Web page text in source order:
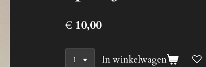
€ 10,00
In winkelwagen